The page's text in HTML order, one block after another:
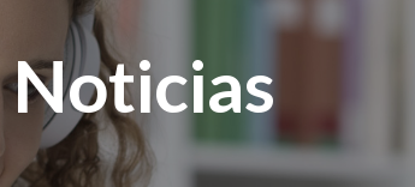
Noticias